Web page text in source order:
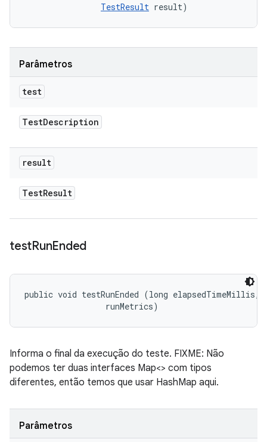
TestResult result)
Parâmetros
test
TestDescription
result
TestResult
testRunEnded
public void testRunEnded (long elapsedTimeMillis,
runMetrics)
Informa o final da execução do teste. FIXME: Não
podemos ter duas interfaces Map<> com tipos
diferentes, então temos que usar HashMap aqui.
Parâmetros